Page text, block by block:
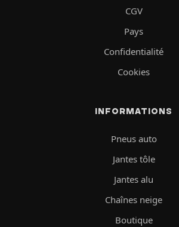
CGV
Pays
Confidentialité
Cookies
INFORMATIONS
Pneus auto
Jantes tôle
Jantes alu
Chaînes neige
Boutique